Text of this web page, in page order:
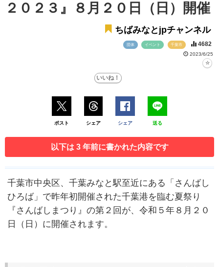
２０２３』８月２０日（日）開催
ちばみなとjpチャンネル
団体 イベント 千葉市 4682
2023/6/25
ポスト シェア シェア 送る
以下は 3 年前に書かれた内容です
千葉市中央区、千葉みなと駅至近にある「さんばし
ひろば」で昨年初開催された千葉港を臨む夏祭り
『さんばしまつり』の第２回が、令和５年８月２０
日（日）に開催されます。